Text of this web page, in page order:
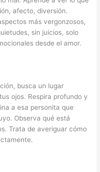
afecto, diversión.
más vergonzosos,
sin juicios, solo
desde el amor.
busca un lugar
ojos. Respira profundo y
a esa personita que
Observa qué está
Trata de averiguar cómo